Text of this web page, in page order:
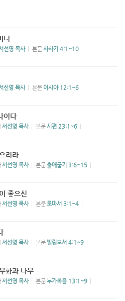
니
선영 목사 본문사사기 4:1~10
선영 목사 본문 이사야 12:1~6
이다
서선영 목사 본문 시편 23:1~6
리라
서선영 목사 본문출애굽기 3:6~15
좋으신
서선영 목사 본문로마서 3:1~4
서선영 목사 본문 빌립보서 4:1~9
화과 나무
서선영 목사 본문누가복음 13:1~9